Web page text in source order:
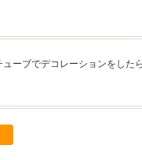
ーブでデコレーションをした